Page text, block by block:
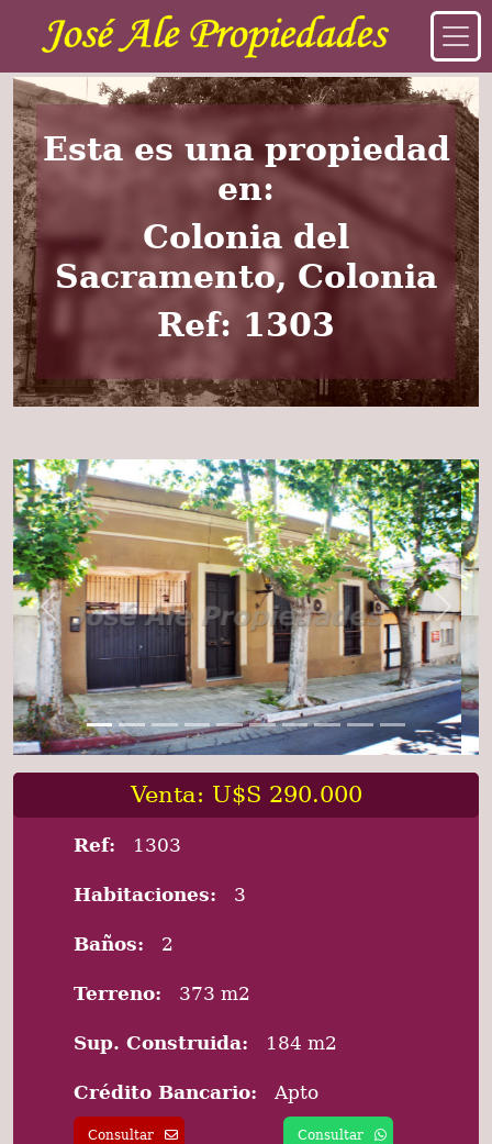
Esta es una propiedad
en:
Colonia del
Sacramento, Colonia
Ref: 1303
Previous Next
Venta: U$S 290.000
Ref: 1303
Habitaciones: 3
Baños: 2
Terreno: 373 m2
Sup. Construida: 184 m2
Crédito Bancario: Apto
Consultar Consultar